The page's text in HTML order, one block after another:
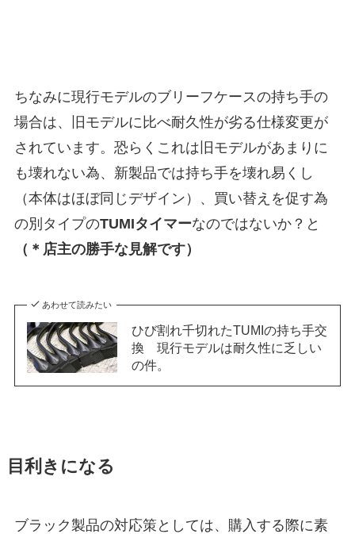
ちなみに現行モデルのブリーフケースの持ち手の
場合は、旧モデルに比べ耐久性が劣る仕様変更が
されています。恐らくこれは旧モデルがあまりに
も壊れない為、新製品では持ち手を壊れ易くし
（本体はほぼ同じデザイン）、買い替えを促す為
の別タイプのTUMIタイマーなのではないか？と
（＊店主の勝手な見解です）
あわせて読みたい
ひび割れ千切れたTUMIの持ち手交
換 現行モデルは耐久性に乏しい
の件。
目利きになる
ブラック製品の対応策としては、購入する際に素